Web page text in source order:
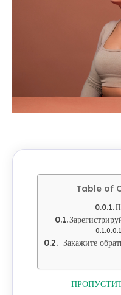
Table of
Закажите